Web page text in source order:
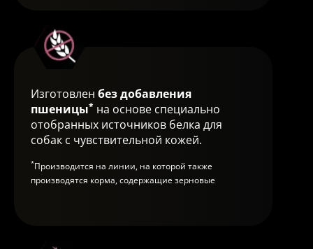
Изготовлен без добавления
пшеницы* на основе специально
отобранных источников белка для
собак с чувствительной кожей.
*Производится на линии, на которой также
производятся корма, содержащие зерновые